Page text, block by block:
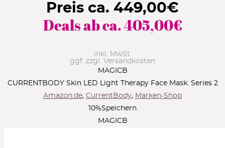
Preis ca. 449,00€
Deals ab ca.405,00€
inkl. MwSt.
ggf. zzgl. Versandkosten
MAGICB
CURRENTBODY Skin LED Light Therapy Face Mask: Series 2
Amazon.de, CurrentBody, Marken-Shop
10%Speichern
MAGICB